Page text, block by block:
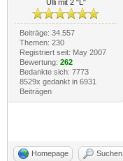
Ulli mit 2 "L"
Beiträge: 34.557
Themen: 230
Registriert seit: May 2007
Bewertung: 262
Bedankte sich: 7773
8529x gedankt in 6931
Beiträgen
Homepage Suchen